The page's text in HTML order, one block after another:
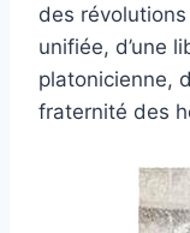
des révolutions
unifiée, d’une
platonicienne,
fraternité des